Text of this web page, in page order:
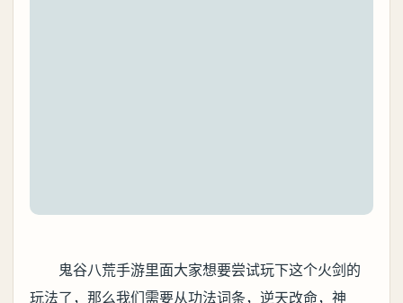
鬼谷八荒手游里面大家想要尝试玩下这个火剑的
玩法了，那么我们需要从功法词条，逆天改命，神